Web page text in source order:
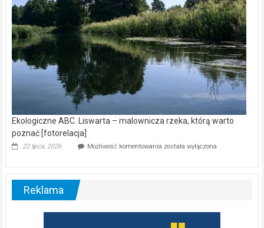
Ekologiczne ABC. Liswarta – malownicza rzeka, którą warto
poznać [fotorelacja]
22 lipca, 2026 Możliwość komentowania Ekologiczne
–
warto
poznać
została wyłączona
Reklama